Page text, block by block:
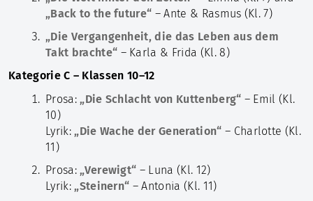
„Back to the future“ – Ante & Rasmus (Kl. 7)
„Die Vergangenheit, die das Leben aus dem
Takt brachte“ – Karla & Frida (Kl. 8)
Kategorie C – Klassen 10–12
Prosa: „Die Schlacht von Kuttenberg“ – Emil (Kl.
10)
Lyrik: „Die Wache der Generation“ – Charlotte (Kl.
11)
Prosa: „Verewigt“ – Luna (Kl. 12)
Lyrik: „Steinern“ – Antonia (Kl. 11)